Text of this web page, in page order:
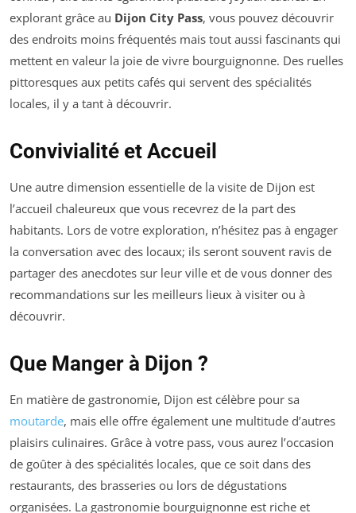
explorant grâce au Dijon City Pass, vous pouvez découvrir
des endroits moins fréquentés mais tout aussi fascinants qui
mettent en valeur la joie de vivre bourguignonne. Des ruelles
pittoresques aux petits cafés qui servent des spécialités
locales, il y a tant à découvrir.
Convivialité et Accueil
Une autre dimension essentielle de la visite de Dijon est
l’accueil chaleureux que vous recevrez de la part des
habitants. Lors de votre exploration, n’hésitez pas à engager
la conversation avec des locaux; ils seront souvent ravis de
partager des anecdotes sur leur ville et de vous donner des
recommandations sur les meilleurs lieux à visiter ou à
découvrir.
Que Manger à Dijon ?
En matière de gastronomie, Dijon est célèbre pour sa
moutarde, mais elle offre également une multitude d’autres
plaisirs culinaires. Grâce à votre pass, vous aurez l’occasion
de goûter à des spécialités locales, que ce soit dans des
restaurants, des brasseries ou lors de dégustations
organisées. La gastronomie bourguignonne est riche et